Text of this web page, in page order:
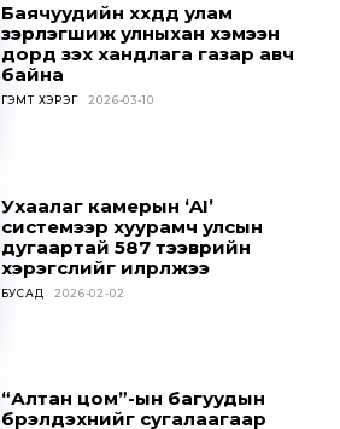
Don't miss
out!
SUBSCRIBE
Баячуудийн хүүхдүүд улам
зэрлэгшиж улныхан хэмээн
дорд үзэх хандлага газар авч
байна
ГЭМТ ХЭРЭГ 2026-03-10
Ухаалаг камерын ‘AI’
системээр хуурамч улсын
дугаартай 587 тээврийн
хэрэгслийг илрүүлжээ
БУСАД 2026-02-02
“Алтан цом”-ын багуудын
бүрэлдэхүүнийг сугалаагаар